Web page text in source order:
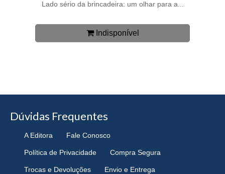
Lado sério da brincadeira: um olhar para a...
Indisponível
Dúvidas Frequentes
A Editora Fale Conosco
Política de Privacidade Compra Segura
Trocas e Devoluções Envio e Entrega